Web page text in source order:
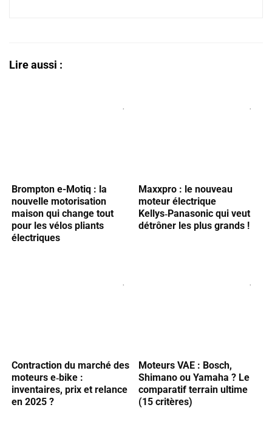
Lire aussi :
Brompton e-Motiq : la
nouvelle motorisation
maison qui change tout
pour les vélos pliants
électriques
Maxxpro : le nouveau
moteur électrique
Kellys‑Panasonic qui veut
détrôner les plus grands !
Contraction du marché des
moteurs e‑bike :
inventaires, prix et relance
en 2025 ?
Moteurs VAE : Bosch,
Shimano ou Yamaha ? Le
comparatif terrain ultime
(15 critères)